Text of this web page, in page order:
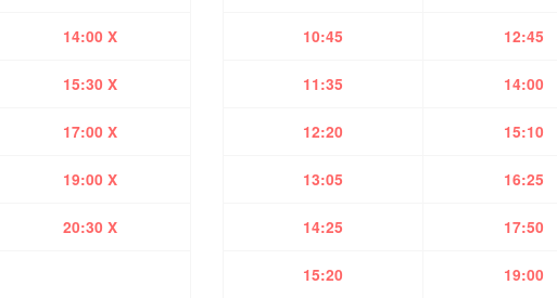
14:00 X
15:30 X
17:00 X
19:00 X
20:30 X
10:45 12:45
11:35 14:00
12:20 15:10
13:05 16:25
14:25 17:50
15:20 19:00